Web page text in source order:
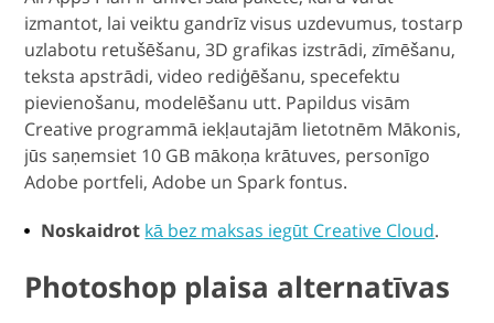
izmantot, lai veiktu gandrīz visus uzdevumus, tostarp
uzlabotu retušēšanu, 3D grafikas izstrādi, zīmēšanu,
teksta apstrādi, video rediģēšanu, specefektu
pievienošanu, modelēšanu utt. Papildus visām
Creative programmā iekļautajām lietotnēm Mākonis,
jūs saņemsiet 10 GB mākoņa krātuves, personīgo
Adobe portfeli, Adobe un Spark fontus.
Noskaidrot kā bez maksas iegūt Creative Cloud.
Photoshop plaisa alternatīvas